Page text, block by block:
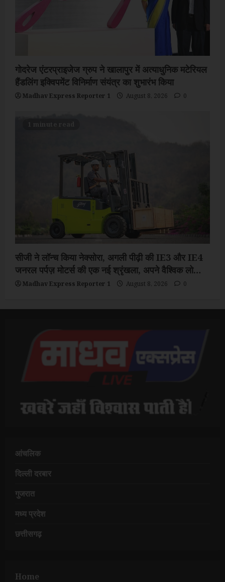
गोदरेज एंटरप्राइजेज ग्रुप ने खालापुर में अत्याधुनिक मटेरियल
हैंडलिंग इक्विपमेंट विनिर्माण संयंत्र का शुभारंभ किया
Madhav Express Reporter 1 August 8, 2026 0
1 minute read
सीजी ने लॉन्च किया नेक्सोरा, अगली पीढ़ी की IE3 और IE4
जनरल पर्पज़ मोटर्स की एक नई श्रृंखला, अपने वैश्विक लो
वोल्टेज मोटर्स पोर्टफोलियो का विस्तार किया
Madhav Express Reporter 1 August 8, 2026 0
आंचलिक
दिल्ली दरबार
गुजरात
मध्य प्रदेश
छत्तीसगढ़
Home